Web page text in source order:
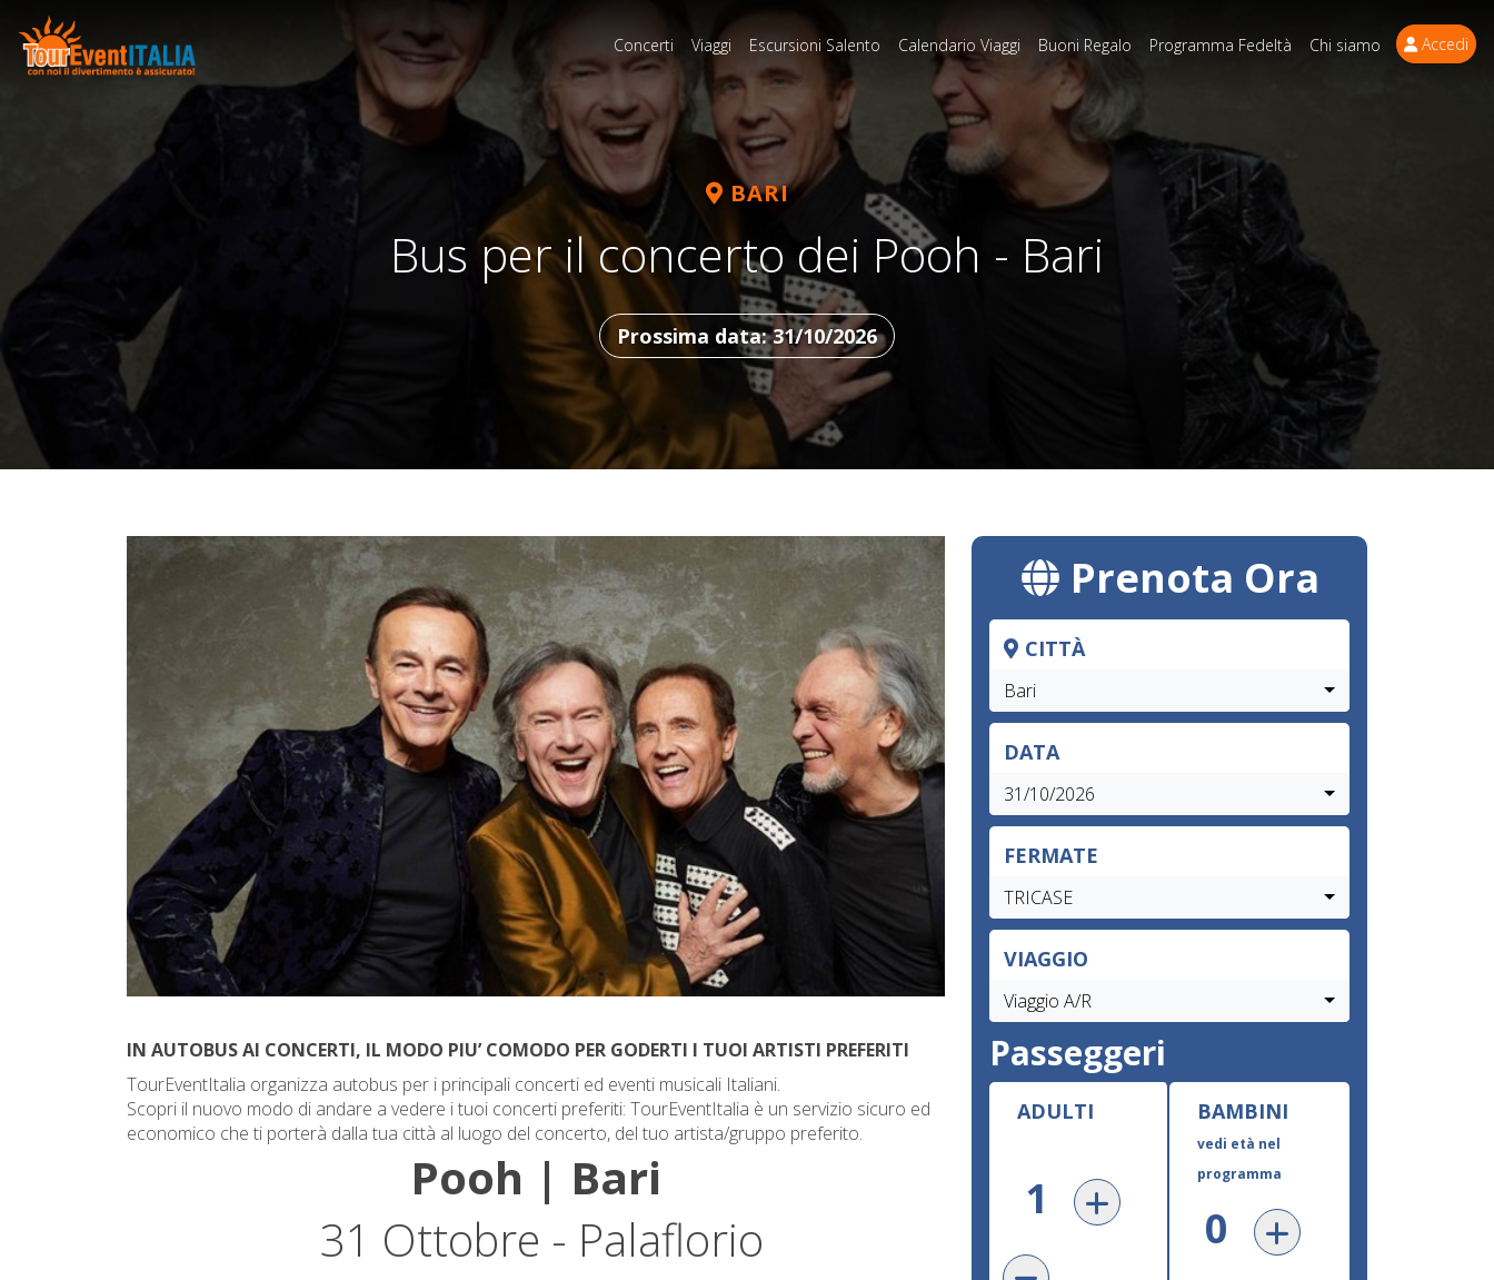
Concerti Viaggi Escursioni Salento Calendario Viaggi Buoni Regalo Programma Fedeltà Chi siamo Accedi
BARI
Bus per il concerto dei Pooh - Bari
Prossima data: 31/10/2026
IN AUTOBUS AI CONCERTI, IL MODO PIU’ COMODO PER GODERTI I TUOI ARTISTI PREFERITI
TourEventItalia organizza autobus per i principali concerti ed eventi musicali Italiani.
Scopri il nuovo modo di andare a vedere i tuoi concerti preferiti: TourEventItalia è un servizio sicuro ed
economico che ti porterà dalla tua città al luogo del concerto, del tuo artista/gruppo preferito.
Pooh | Bari
31 Ottobre - Palaflorio
Prenota Ora
CITTÀ
Bari
DATA
31/10/2026
FERMATE
TRICASE
VIAGGIO
Viaggio A/R
Passeggeri
ADULTI BAMBINI
vedi età nel
programma